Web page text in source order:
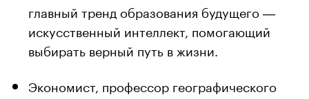
главный тренд образования будущего ―
искусственный интеллект, помогающий
выбирать верный путь в жизни.
Экономист, профессор географического